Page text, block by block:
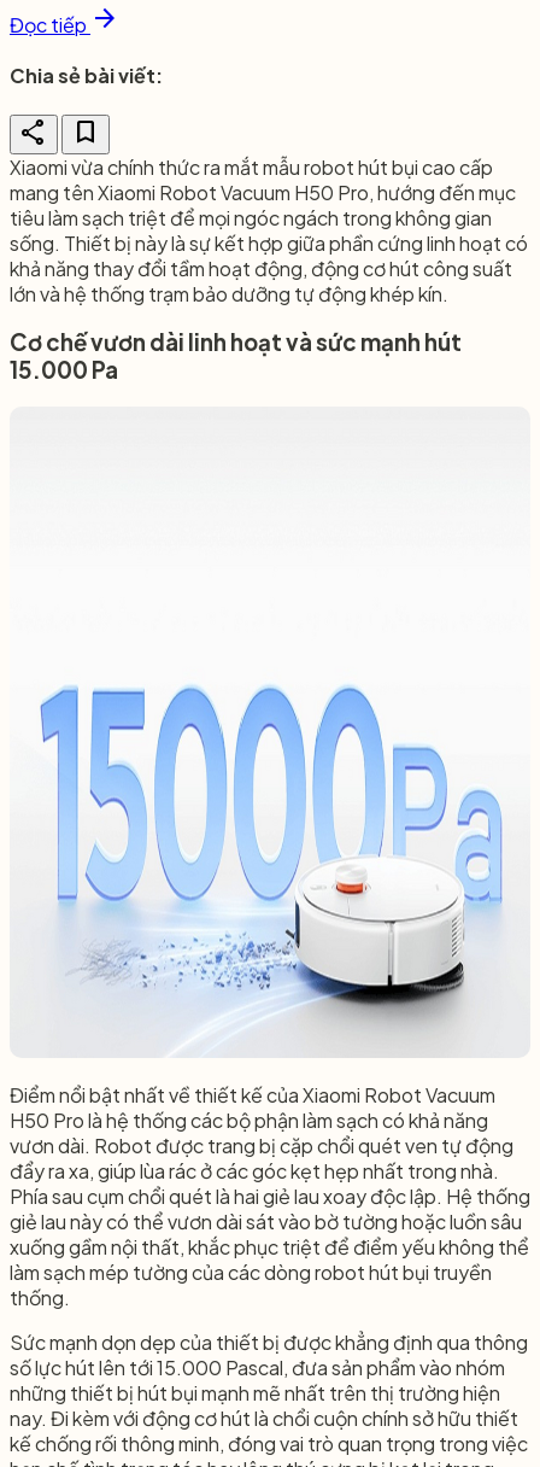
Đọc tiếp arrow_forward
Chia sẻ bài viết:
share bookmark
Xiaomi vừa chính thức ra mắt mẫu robot hút bụi cao cấp
mang tên Xiaomi Robot Vacuum H50 Pro, hướng đến mục
tiêu làm sạch triệt để mọi ngóc ngách trong không gian
sống. Thiết bị này là sự kết hợp giữa phần cứng linh hoạt có
khả năng thay đổi tầm hoạt động, động cơ hút công suất
lớn và hệ thống trạm bảo dưỡng tự động khép kín.
Cơ chế vươn dài linh hoạt và sức mạnh hút
15.000 Pa​
Điểm nổi bật nhất về thiết kế của Xiaomi Robot Vacuum
H50 Pro là hệ thống các bộ phận làm sạch có khả năng
vươn dài. Robot được trang bị cặp chổi quét ven tự động
đẩy ra xa, giúp lùa rác ở các góc kẹt hẹp nhất trong nhà.
Phía sau cụm chổi quét là hai giẻ lau xoay độc lập. Hệ thống
giẻ lau này có thể vươn dài sát vào bờ tường hoặc luồn sâu
xuống gầm nội thất, khắc phục triệt để điểm yếu không thể
làm sạch mép tường của các dòng robot hút bụi truyền
thống.
Sức mạnh dọn dẹp của thiết bị được khẳng định qua thông
số lực hút lên tới 15.000 Pascal, đưa sản phẩm vào nhóm
những thiết bị hút bụi mạnh mẽ nhất trên thị trường hiện
nay. Đi kèm với động cơ hút là chổi cuộn chính sở hữu thiết
kế chống rối thông minh, đóng vai trò quan trọng trong việc